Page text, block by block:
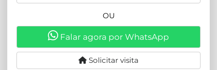
OU
Falar agora por WhatsApp
Solicitar visita